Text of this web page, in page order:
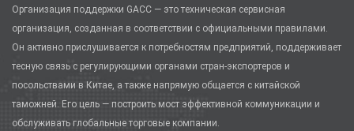
Организация поддержки GACC — это техническая сервисная
организация, созданная в соответствии с официальными правилами.
Он активно прислушивается к потребностям предприятий, поддерживает
тесную связь с регулирующими органами стран-экспортеров и
посольствами в Китае, а также напрямую общается с китайской
таможней. Его цель — построить мост эффективной коммуникации и
обслуживать глобальные торговые компании.